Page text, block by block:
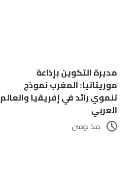
مديرة التكوين بإذاعة
موريتانيا: المغرب نموذج
تنموي رائد في إفريقيا والعالم
العربي
منذ يومين